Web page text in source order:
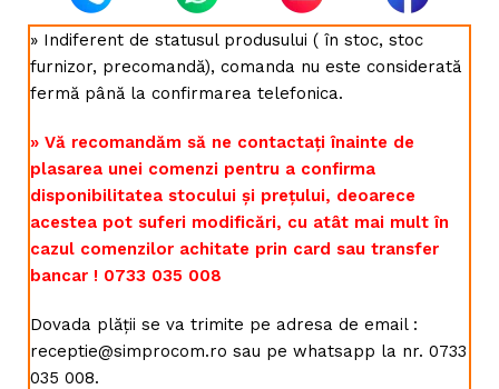
» Indiferent de statusul produsului ( în stoc, stoc
furnizor, precomandă), comanda nu este considerată
fermă până la confirmarea telefonica.
» Vă recomandăm să ne contactați înainte de
plasarea unei comenzi pentru a confirma
disponibilitatea stocului și prețului, deoarece
acestea pot suferi modificări, cu atât mai mult în
cazul comenzilor achitate prin card sau transfer
bancar ! 0733 035 008
Dovada plății se va trimite pe adresa de email :
receptie@simprocom.ro sau pe whatsapp la nr. 0733
035 008.